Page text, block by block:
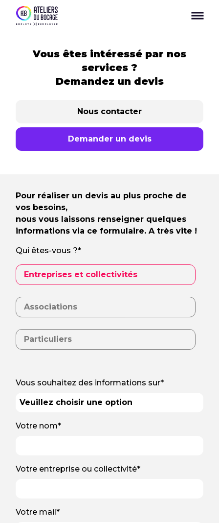
Vous êtes intéressé par nos
services ?
Demandez un devis
Nous contacter
Demander un devis
Pour réaliser un devis au plus proche de
vos besoins,
nous vous laissons renseigner quelques
informations via ce formulaire. A très vite !
Qui êtes-vous ?*
Entreprises et collectivités
Associations
Particuliers
Vous souhaitez des informations sur*
Votre nom*
Votre entreprise ou collectivité*
Votre mail*
Panneau de gestion des cookies